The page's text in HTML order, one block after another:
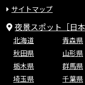
サイトマップ
夜景スポット［日本
北海道 青森県
秋田県
山形県
栃木県
群馬県
埼玉県
千葉県